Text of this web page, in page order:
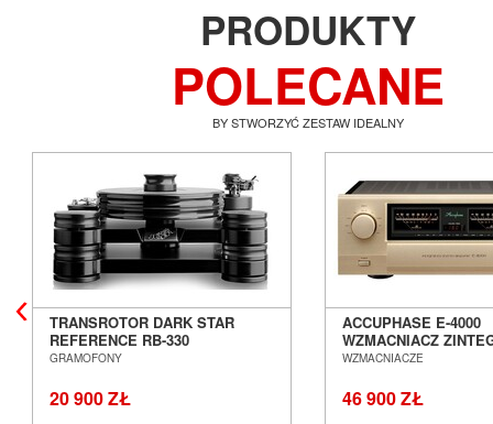
PRODUKTY
POLECANE
BY STWORZYĆ ZESTAW IDEALNY
TRANSROTOR DARK STAR
REFERENCE RB-330
GRAMOFON ANALOGOWY
GRAMOFONY
20 900 ZŁ
ACCUPHASE E-4000
WZMACNIACZ
SALON POZNAŃ
WZMACNIACZE
46 900 ZŁ